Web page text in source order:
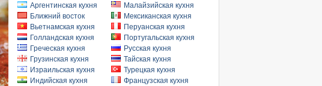
Аргентинская кухня
Ближний восток
Вьетнамская кухня
Голландская кухня
Греческая кухня
Грузинская кухня
Израильская кухня
Индийская кухня
Малайзийская кухня
Мексиканская кухня
Перуанская кухня
Португальская кухня
Русская кухня
Тайская кухня
Турецкая кухня
Французская кухня